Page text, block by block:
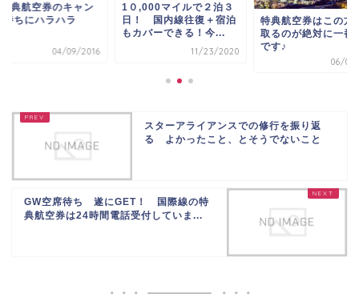
典航空券のキャン
待ちにハラハラ
04/09/2016
1０,000マイルで２泊３
日！ 国内線往復＋宿泊
もカバーできる！今...
11/23/2020
特典航空券はこの方
取るのが絶対に一番
です♪
06/01/
スターアライアンスでの修行を振り返
る よかったこと、とそうでないこと
GW空席待ち 遂にGET！ 国際線の特
典航空券は24時間電話受付していま...